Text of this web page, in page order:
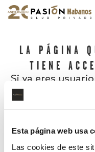
Esta página web usa
Las cookies de este
LA PÁGINA
TIENE
Si ya eres